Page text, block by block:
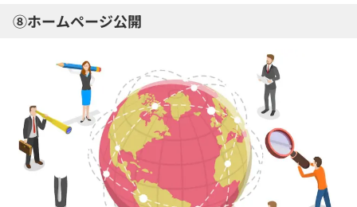
⑧ホームページ公開